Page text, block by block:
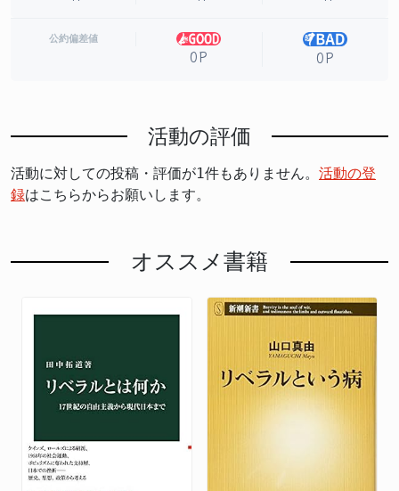
公約偏差値
0P 0P
活動の評価
活動に対しての投稿・評価が1件もありません。 活動の登
録はこちらからお願いします。
オススメ書籍